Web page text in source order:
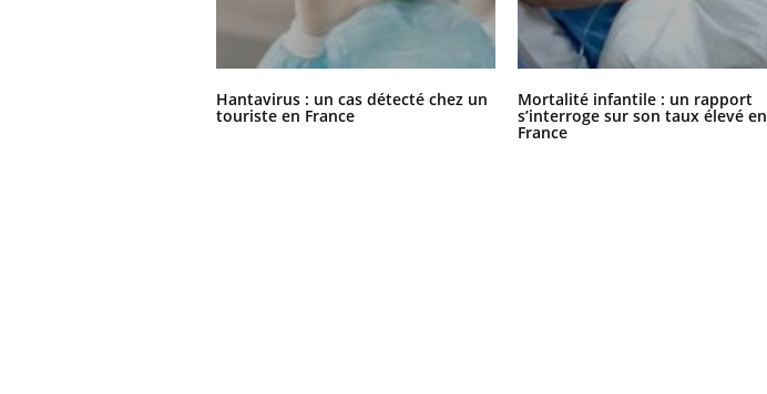
Hantavirus : un cas détecté chez un
touriste en France
Mortalité infantile : un rapport
s’interroge sur son taux élevé en
France
patients comme parfois chez les soignants.
soleil, activités en plein air… Nos mains
sont ...